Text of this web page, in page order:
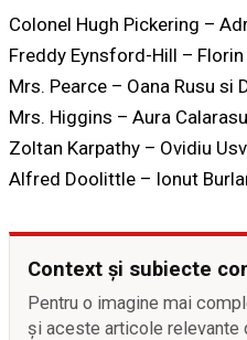
Colonel Hugh Pickering –
Freddy Eynsford-Hill –
Mrs. Pearce – Oana Rusu si
Mrs. Higgins – Aura Calarasu
Zoltan Karpathy – Ovidiu
Alfred Doolittle – Ionut
Context și subiecte
Pentru o imagine mai
și aceste articole relevante